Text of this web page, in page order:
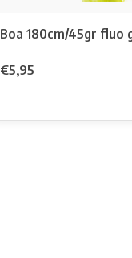
Boa 180cm/45gr fluo
€5,95